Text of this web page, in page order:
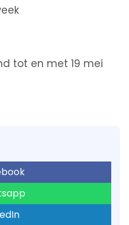
tot en met 19 mei